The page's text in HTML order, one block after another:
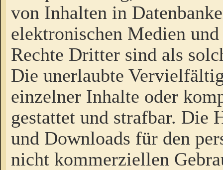
von Inhalten in
elektronischen Medien
Rechte Dritter sind als
Die unerlaubte
einzelner Inhalte oder
gestattet und strafbar. Die
und Downloads für den
nicht kommerziellen